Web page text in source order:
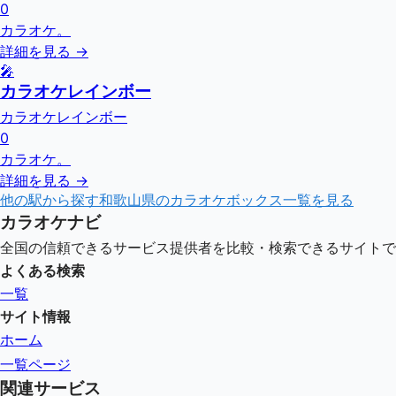
0
カラオケ。
詳細を見る →
🎤
カラオケレインボー
カラオケレインボー
0
カラオケ。
詳細を見る →
他の駅から探す和歌山県のカラオケボックス一覧を見る
カラオケナビ
全国の信頼できるサービス提供者を比較・検索できるサイト
よくある検索
一覧
サイト情報
ホーム
一覧ページ
関連サービス